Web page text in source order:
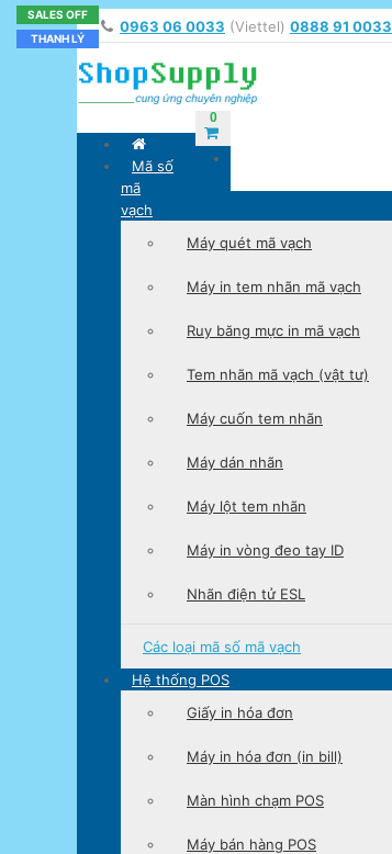
0963 06 0033 (Viettel) 0888 91 0033
0
Mã số
mã
vạch
Máy quét mã vạch
Máy in tem nhãn mã vạch
Ruy băng mực in mã vạch
Tem nhãn mã vạch (vật tư)
Máy cuốn tem nhãn
Máy dán nhãn
Máy lột tem nhãn
Máy in vòng đeo tay ID
Nhãn điện tử ESL
Các loại mã số mã vạch
Hệ thống POS
Giấy in hóa đơn
Máy in hóa đơn (in bill)
Màn hình chạm POS
Máy bán hàng POS
BÁN CHẠY
BÁN CHẠY
BÁN CHẠY
BÁN CHẠY
BÁN CHẠY
SALES OFF
THANH LÝ
SALES OFF